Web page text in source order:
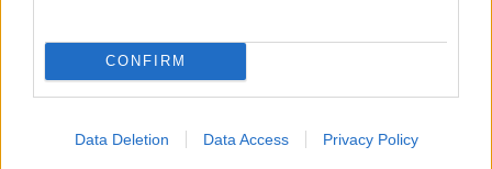
CONFIRM
Data Deletion Data Access Privacy Policy
Külföldi egyveleg 2018/2